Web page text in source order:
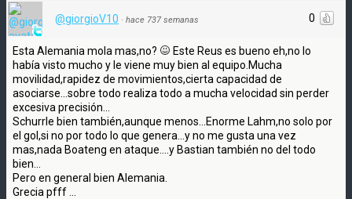
0
@giorgioV10 · hace 737 semanas
Esta Alemania mola mas,no?
Este Reus es bueno eh,no lo
había visto mucho y le viene muy bien al equipo.Mucha
movilidad,rapidez de movimientos,cierta capacidad de
asociarse...sobre todo realiza todo a mucha velocidad sin perder
excesiva precisión...
Schurrle bien también,aunque menos...Enorme Lahm,no solo por
el gol,si no por todo lo que genera...y no me gusta una vez
mas,nada Boateng en ataque....y Bastian también no del todo
bien...
Pero en general bien Alemania.
Grecia pfff ...